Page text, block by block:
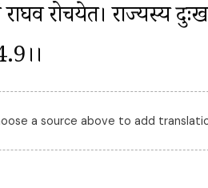
राघव रोचयेत। राज्यस्य
a source above to add